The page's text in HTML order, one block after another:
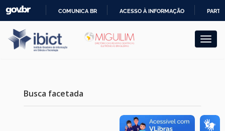
navigation
PARA
O
COMUNICA BR ACESSO À INFORMAÇÃO
Busca facetada